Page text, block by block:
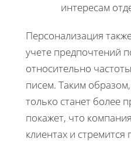
интересам
Персонализация
учете предпочтений
относительно
писем. Таким
только станет более
покажет, что
клиентах и